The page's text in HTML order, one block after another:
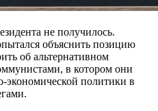
не получилось.
объяснить позицию
об альтернативном
в котором они
экономической политики в